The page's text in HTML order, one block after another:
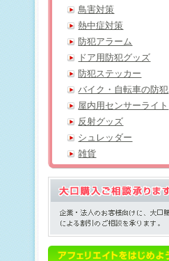
鳥害対策
熱中症対策
防犯アラーム
ドア用防犯グッズ
防犯ステッカー
バイク・自転車の防犯
屋内用センサーライト
反射グッズ
シュレッダー
雑貨